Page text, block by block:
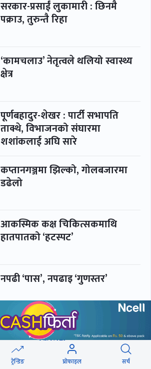
सरकार-प्रसाईं लुकामारी : छिनमै
पक्राउ, तुरुन्तै रिहा
‘कामचलाउ’ नेतृत्वले थलियो स्वास्थ्य
क्षेत्र
पूर्णबहादुर-शेखर : पार्टी सभापति
ताक्थे, विभाजनको संघारमा
शशांकलाई अघि सारे
कप्तानगञ्जमा झिल्को, गोलबजारमा
डढेलो
आकस्मिक कक्ष चिकित्सकमाथि
हातपातको ‘हटस्पट’
नपढी ‘पास’, नपढाइ ‘गुणस्तर’
ट्रेन्डिङ प्रोफाइल सर्च
बिजनेस